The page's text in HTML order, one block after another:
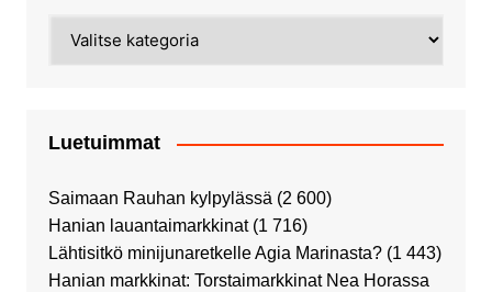
Luetuimmat
Saimaan Rauhan kylpylässä (2 600)
Hanian lauantaimarkkinat (1 716)
Lähtisitkö minijunaretkelle Agia Marinasta? (1 443)
Hanian markkinat: Torstaimarkkinat Nea Horassa